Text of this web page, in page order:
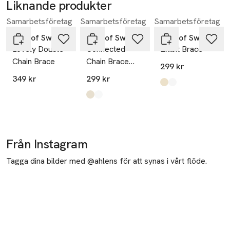
Liknande produkter
Hoppa över bildspelet
Samarbetsföretag
SNÖ of Sweden
Lovely Double
Chain Brace
349 kr
Samarbetsföretag
SNÖ of Sweden
Connected
Chain Brace
Heart
299 kr
Produkten finns i färgerna:
g/clear
s/clear
Samarbetsföretag
SNÖ of Sweden
Exibit Brace
299 kr
Produkten finns i
plain g
plain s
Från Instagram
Tagga dina bilder med @ahlens för att synas i vårt flöde.